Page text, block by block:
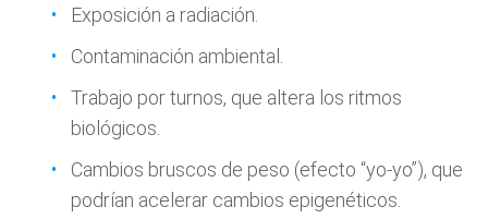
Exposición a radiación.
Contaminación ambiental.
Trabajo por turnos, que altera los ritmos
biológicos.
Cambios bruscos de peso (efecto “yo-yo”), que
podrían acelerar cambios epigenéticos.